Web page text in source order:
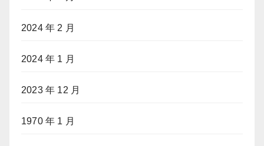
2024 年 2 月
2024 年 1 月
2023 年 12 月
1970 年 1 月